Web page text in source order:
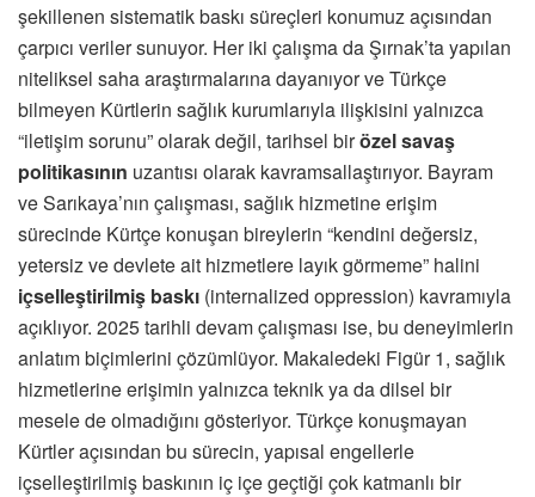
şekillenen sistematik baskı süreçleri konumuz açısından
çarpıcı veriler sunuyor. Her iki çalışma da Şırnak’ta yapılan
niteliksel saha araştırmalarına dayanıyor ve Türkçe
bilmeyen Kürtlerin sağlık kurumlarıyla ilişkisini yalnızca
“iletişim sorunu” olarak değil, tarihsel birözel savaş
politikasının uzantısı olarak kavramsallaştırıyor. Bayram
ve Sarıkaya’nın çalışması, sağlık hizmetine erişim
sürecinde Kürtçe konuşan bireylerin “kendini değersiz,
yetersiz ve devlete ait hizmetlere layık görmeme” halini
içselleştirilmiş baskı (internalized oppression) kavramıyla
açıklıyor. 2025 tarihli devam çalışması ise, bu deneyimlerin
anlatım biçimlerini çözümlüyor. Makaledeki Figür 1, sağlık
hizmetlerine erişimin yalnızca teknik ya da dilsel bir
mesele de olmadığını gösteriyor. Türkçe konuşmayan
Kürtler açısından bu sürecin, yapısal engellerle
içselleştirilmiş baskının iç içe geçtiği çok katmanlı bir